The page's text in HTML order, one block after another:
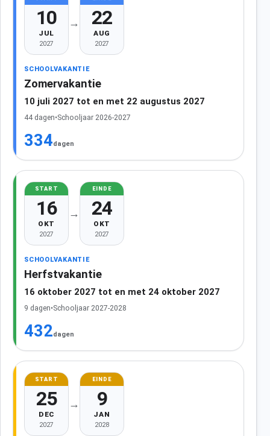
10
JUL
2027
→ 22
AUG
2027
SCHOOLVAKANTIE
Zomervakantie
10 juli 2027 tot en met 22 augustus 2027
44 dagen•Schooljaar 2026-2027
334dagen
START
16
OKT
2027
→
EINDE
24
OKT
2027
SCHOOLVAKANTIE
Herfstvakantie
16 oktober 2027 tot en met 24 oktober 2027
9 dagen•Schooljaar 2027-2028
432dagen
START
25
DEC
2027
→
EINDE
9
JAN
2028